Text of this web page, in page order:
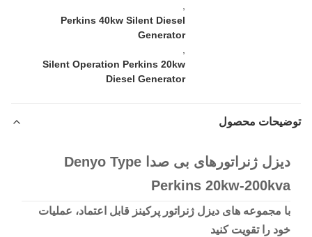
Perkins 40kw Silent Diesel
Generator
Silent Operation Perkins 20kw
Diesel Generator
توضیحات محصول
دیزل ژنراتورهای بی صدا Denyo Type
Perkins 20kw-200kva
با مجموعه های دیزل ژنراتور پرکینز قابل اعتماد، عملیات
خود را تقویت کنید